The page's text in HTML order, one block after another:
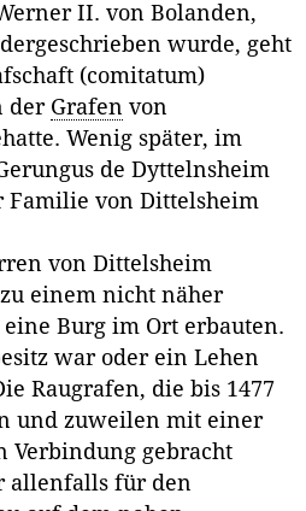
II. von Bolanden,
wurde, geht
(comitatum)
der Grafen von
Wenig später, im
de Dyttelnsheim
Familie von Dittelsheim
von Dittelsheim
einem nicht näher
Burg im Ort erbauten.
war oder ein Lehen
Raugrafen, die bis 1477
und zuweilen mit einer
Verbindung gebracht
allenfalls für den